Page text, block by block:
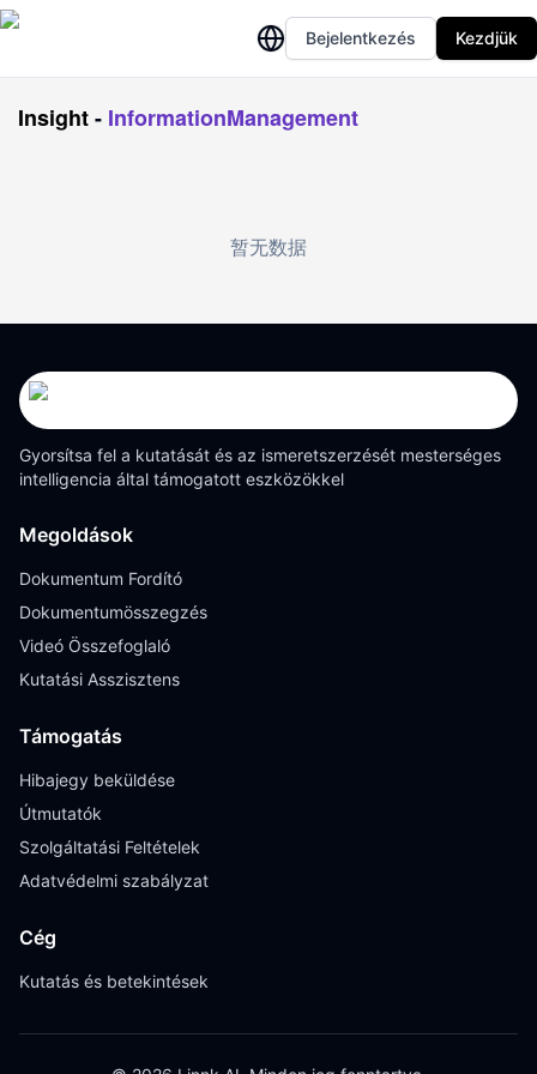
Bejelentkezés Kezdjük
Insight- InformationManagement
暂无数据
Gyorsítsa fel a kutatását és az ismeretszerzését mesterséges
intelligencia által támogatott eszközökkel
Megoldások
Dokumentum Fordító
Dokumentumösszegzés
Videó Összefoglaló
Kutatási Asszisztens
Támogatás
Hibajegy beküldése
Útmutatók
Szolgáltatási Feltételek
Adatvédelmi szabályzat
Cég
Kutatás és betekintések